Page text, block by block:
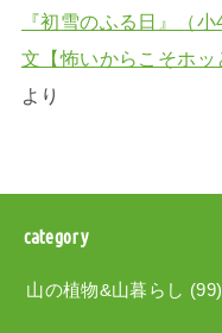
『初雪のふる日』（
文【怖いからこそホッ
より
category
山の植物&山暮らし (99)